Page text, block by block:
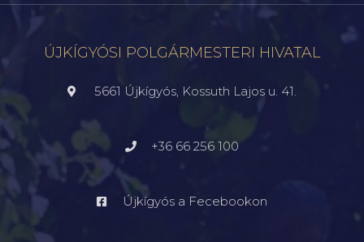
ÚJKÍGYÓSI POLGÁRMESTERI HIVATAL
5661 Újkígyós, Kossuth Lajos u. 41.
+36 66 256 100
Újkígyós a Fecebookon